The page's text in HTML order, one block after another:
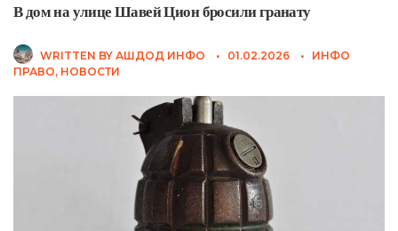
В дом на улице Шавей Цион бросили гранату
WRITTEN BY АШДОД ИНФО • 01.02.2026 •
ИНФО
ПРАВО, НОВОСТИ